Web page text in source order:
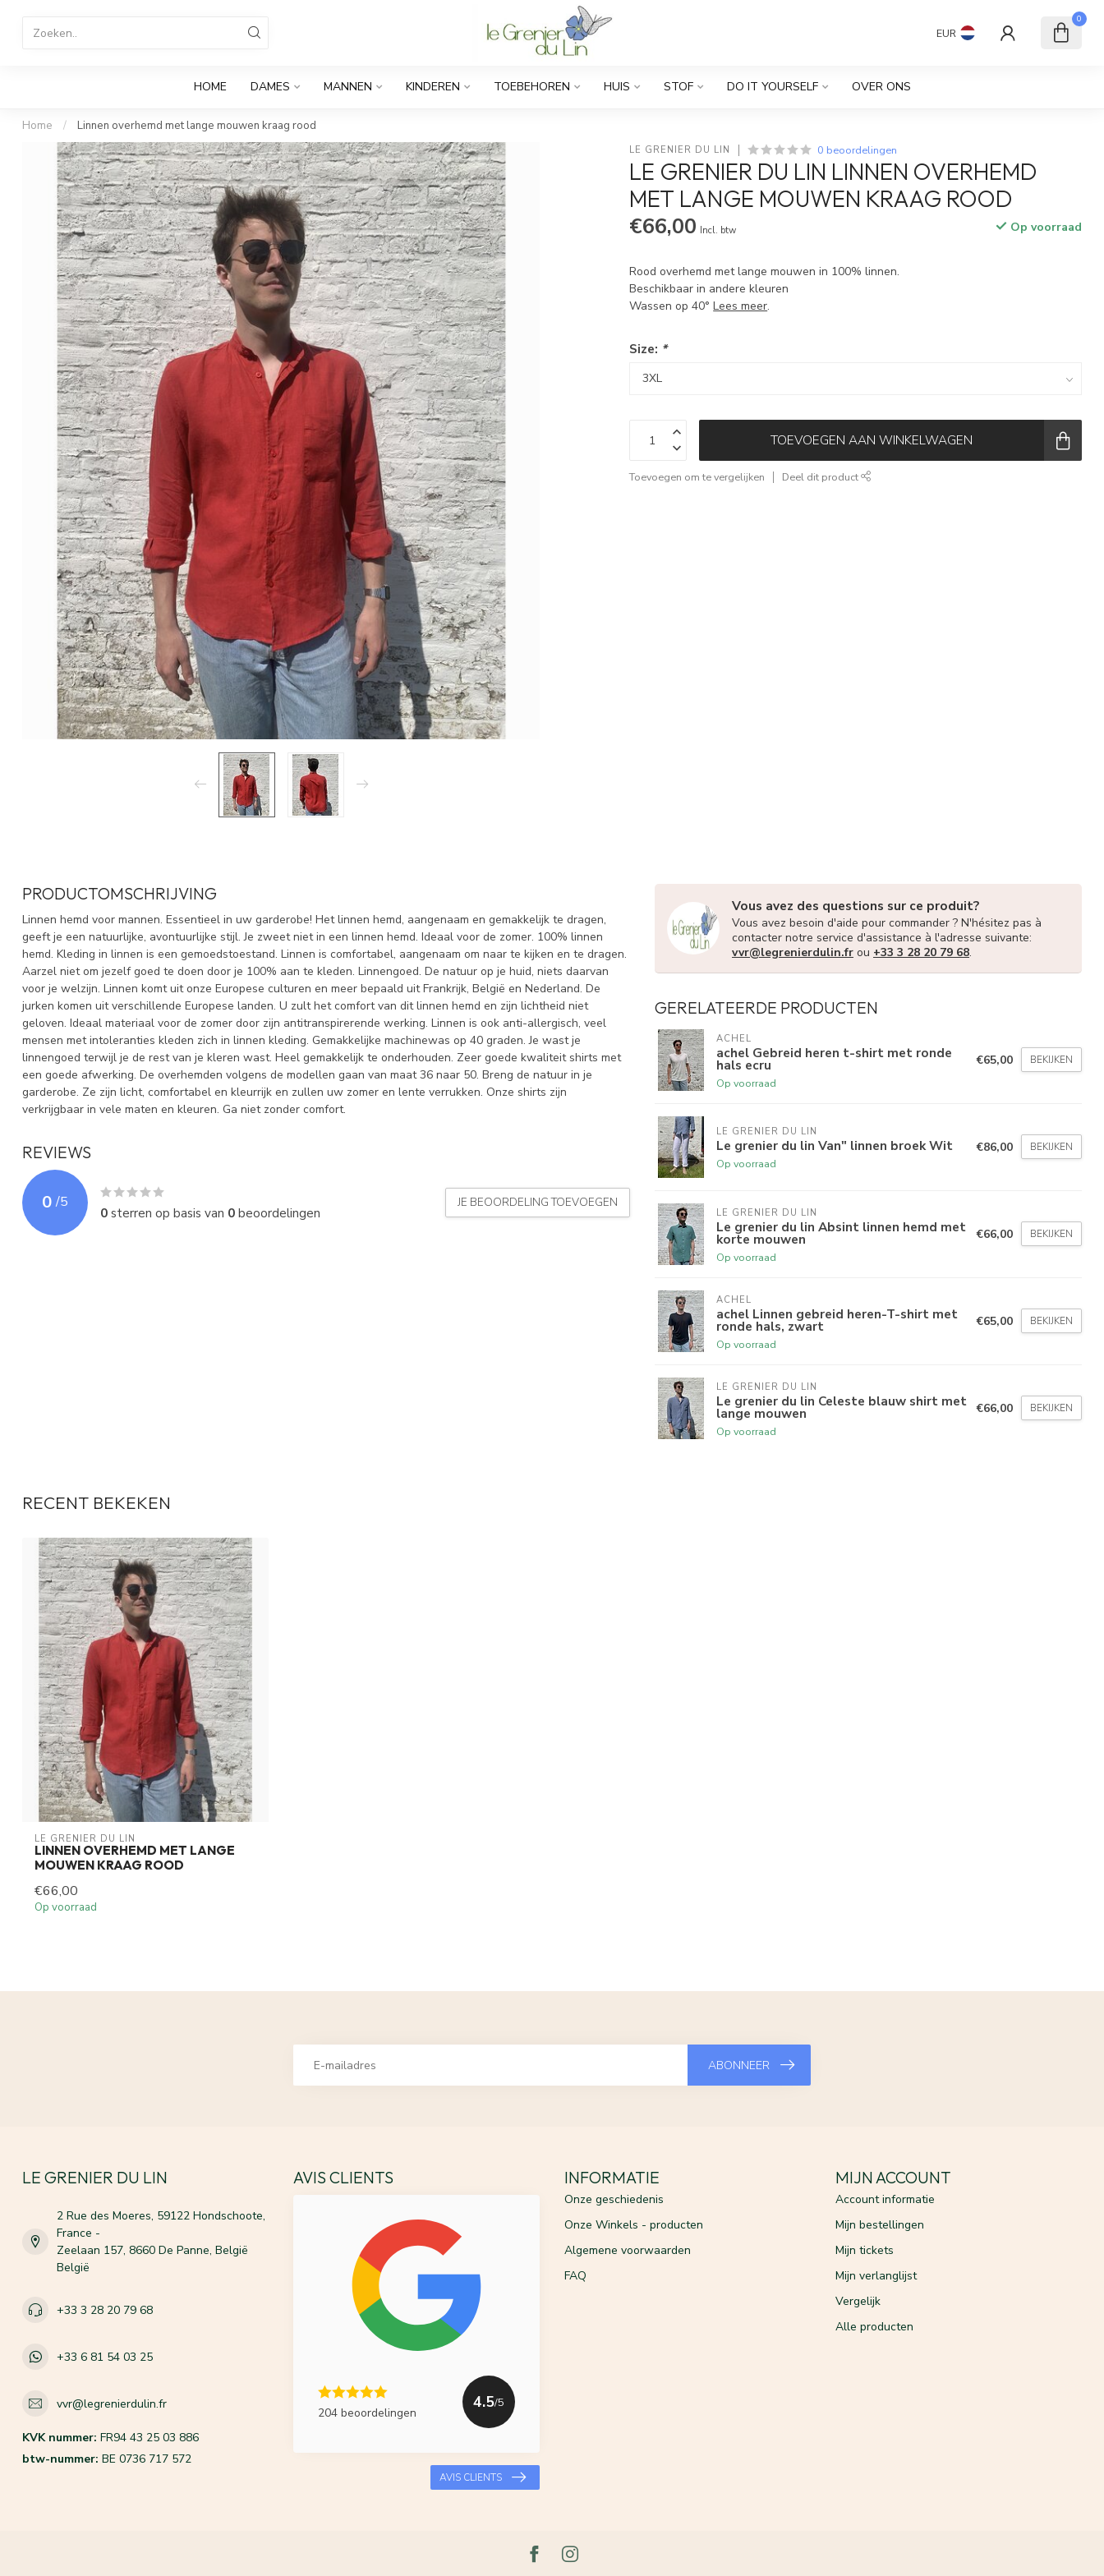
EUR
0
HOME DAMES MANNEN KINDEREN TOEBEHOREN HUIS STOF DO IT YOURSELF OVER ONS
Home / Linnen overhemd met lange mouwen kraag rood
LE GRENIER DU LIN 0 beoordelingen
LE GRENIER DU LIN LINNEN OVERHEMD
MET LANGE MOUWEN KRAAG ROOD
€66,00 Incl. btw Op voorraad
Rood overhemd met lange mouwen in 100% linnen.
Beschikbaar in andere kleuren
Wassen op 40°Lees meer.
Size: *
TOEVOEGEN AAN WINKELWAGEN
Toevoegen om te vergelijken Deel dit product
PRODUCTOMSCHRIJVING
Linnen hemd voor mannen. Essentieel in uw garderobe! Het linnen hemd, aangenaam en gemakkelijk te dragen,
geeft je een natuurlijke, avontuurlijke stijl. Je zweet niet in een linnen hemd. Ideaal voor de zomer. 100% linnen
hemd. Kleding in linnen is een gemoedstoestand. Linnen is comfortabel, aangenaam om naar te kijken en te dragen.
Aarzel niet om jezelf goed te doen door je 100% aan te kleden. Linnengoed. De natuur op je huid, niets daarvan
voor je welzijn. Linnen komt uit onze Europese culturen en meer bepaald uit Frankrijk, België en Nederland. De
jurken komen uit verschillende Europese landen. U zult het comfort van dit linnen hemd en zijn lichtheid niet
geloven. Ideaal materiaal voor de zomer door zijn antitranspirerende werking. Linnen is ook anti-allergisch, veel
mensen met intoleranties kleden zich in linnen kleding. Gemakkelijke machinewas op 40 graden. Je wast je
linnengoed terwijl je de rest van je kleren wast. Heel gemakkelijk te onderhouden. Zeer goede kwaliteit shirts met
een goede afwerking. De overhemden volgens de modellen gaan van maat 36 naar 50. Breng de natuur in je
garderobe. Ze zijn licht, comfortabel en kleurrijk en zullen uw zomer en lente verrukken. Onze shirts zijn
verkrijgbaar in vele maten en kleuren. Ga niet zonder comfort.
REVIEWS
0 /5
0sterren op basis van 0beoordelingen
JE BEOORDELING TOEVOEGEN
Vous avez des questions sur ce produit?
Vous avez besoin d'aide pour commander ? N'hésitez pas à
contacter notre service d'assistance à l'adresse suivante:
vvr@legrenierdulin.fr ou +33 3 28 20 79 68.
GERELATEERDE PRODUCTEN
ACHEL
achel Gebreid heren t-shirt met ronde
hals ecru
Op voorraad
€65,00 BEKIJKEN
LE GRENIER DU LIN
Le grenier du lin Van" linnen broek Wit
Op voorraad
€86,00 BEKIJKEN
LE GRENIER DU LIN
Le grenier du lin Absint linnen hemd met
korte mouwen
Op voorraad
€66,00 BEKIJKEN
ACHEL
achel Linnen gebreid heren-T-shirt met
ronde hals, zwart
Op voorraad
€65,00 BEKIJKEN
LE GRENIER DU LIN
Le grenier du lin Celeste blauw shirt met
lange mouwen
Op voorraad
€66,00 BEKIJKEN
RECENT BEKEKEN
LE GRENIER DU LIN
LINNEN OVERHEMD MET LANGE
MOUWEN KRAAG ROOD
€66,00
Op voorraad
ABONNEER
LE GRENIER DU LIN
2 Rue des Moeres, 59122 Hondschoote,
France -
Zeelaan 157, 8660 De Panne, België
België
+33 3 28 20 79 68
+33 6 81 54 03 25
vvr@legrenierdulin.fr
KVK nummer: FR94 43 25 03 886
btw-nummer: BE 0736 717 572
AVIS CLIENTS
204 beoordelingen
4.5/5
AVIS CLIENTS
INFORMATIE
Onze geschiedenis
Onze Winkels - producten
Algemene voorwaarden
FAQ
MIJN ACCOUNT
Account informatie
Mijn bestellingen
Mijn tickets
Mijn verlanglijst
Vergelijk
Alle producten